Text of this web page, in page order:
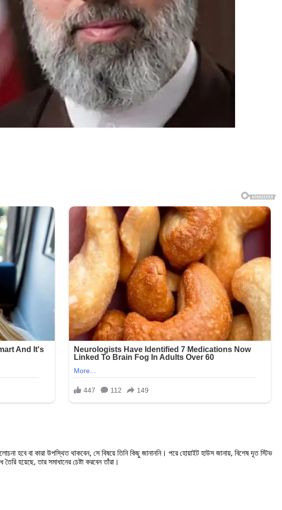
হবে বা কারা উপস্থিত থাকবেন, সে বিষয়ে তিনি কিছু জানাননি। পরে হোয়াইট হাউস জানায়, বিশেষ দূত স্টিভ
হয়েছে, তার সমাধানের চেষ্টা করবেন তাঁরা।